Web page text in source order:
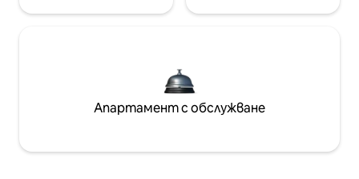
Апартамент с обслужване